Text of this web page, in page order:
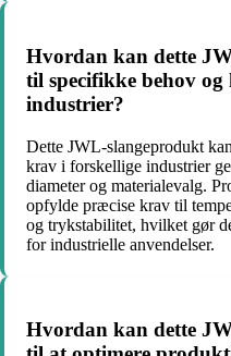
Hvordan kan dette
til specifikke behov
industrier?
Dette JWL-slangeprodukt
krav i forskellige industrier
diameter og materialevalg.
opfylde præcise krav til
og trykstabilitet, hvilket gør
for industrielle anvendelser.
Hvordan kan dette